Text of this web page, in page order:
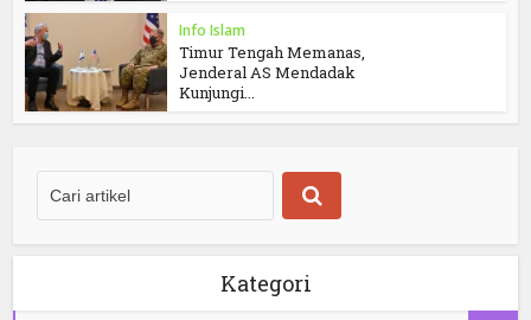
Info Islam
Timur Tengah Memanas,
Jenderal AS Mendadak
Kunjungi...
Kategori